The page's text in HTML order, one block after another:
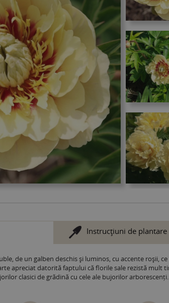
Instrucţiuni de plantare
de un galben deschis și luminos, cu accente roșii,
apreciat datorită faptului că florile sale rezistă mult
clasici de grădină cu cele ale bujorilor